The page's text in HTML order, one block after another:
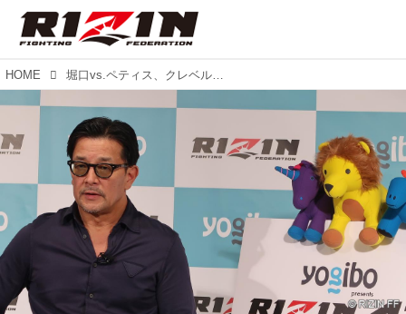
HOME 堀口vs.ペティス、クレベルvs.アーチュレッタ決定の経緯を説明&ダウトベックvs.関鉄矢も追加発表！Yogibo presents RIZIN.47 緊急配信